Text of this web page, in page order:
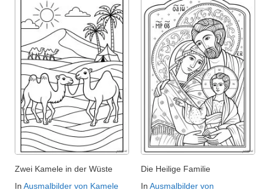
Zwei Kamele in der Wüste
In Ausmalbilder von Kamele
Die Heilige Familie
In Ausmalbilder von